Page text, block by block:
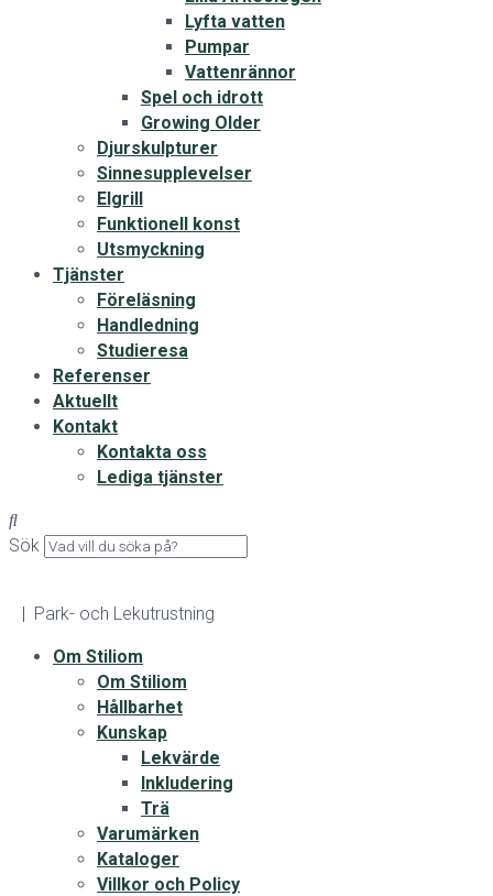
Lyfta vatten
Pumpar
Vattenrännor
Spel och idrott
Growing Older
Djurskulpturer
Sinnesupplevelser
Elgrill
Funktionell konst
Utsmyckning
Tjänster
Föreläsning
Handledning
Studieresa
Referenser
Aktuellt
Kontakt
Kontakta oss
Lediga tjänster
Sök
| Park- och Lekutrustning
Om Stiliom
Om Stiliom
Hållbarhet
Kunskap
Lekvärde
Inkludering
Trä
Varumärken
Kataloger
Villkor och Policy